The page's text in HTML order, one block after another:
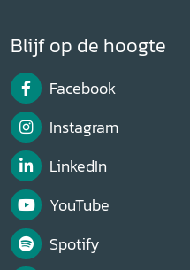
Blijf op de hoogte
Facebook
Instagram
LinkedIn
YouTube
Spotify